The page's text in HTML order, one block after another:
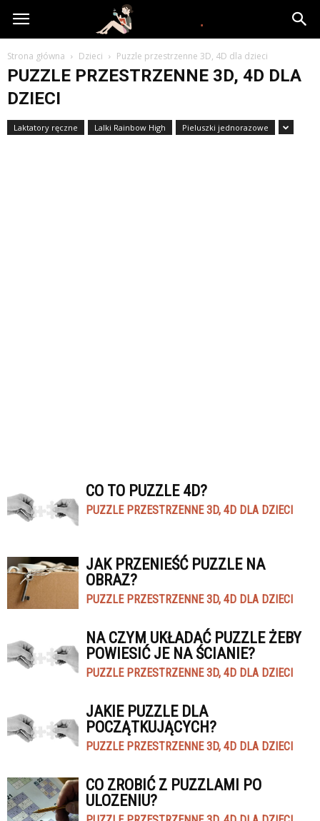
www.yooki.pl
Strona główna Dzieci Puzzle przestrzenne 3D, 4D dla dzieci
PUZZLE PRZESTRZENNE 3D, 4D DLA
DZIECI
Laktatory ręczne Lalki Rainbow High Pieluszki jednorazowe
CO TO PUZZLE 4D?
PUZZLE PRZESTRZENNE 3D, 4D DLA DZIECI
JAK PRZENIEŚĆ PUZZLE NA
OBRAZ?
PUZZLE PRZESTRZENNE 3D, 4D DLA DZIECI
NA CZYM UKŁADAĆ PUZZLE ŻEBY
POWIESIĆ JE NA ŚCIANIE?
PUZZLE PRZESTRZENNE 3D, 4D DLA DZIECI
JAKIE PUZZLE DLA
POCZĄTKUJĄCYCH?
PUZZLE PRZESTRZENNE 3D, 4D DLA DZIECI
CO ZROBIĆ Z PUZZLAMI PO
ULOZENIU?